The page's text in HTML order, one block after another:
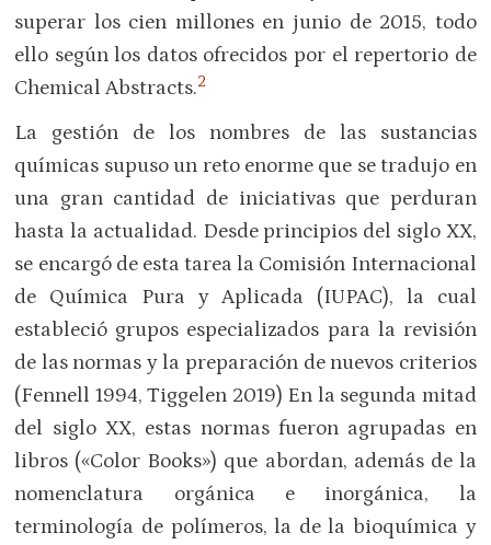
superar los cien millones en junio de 2015, todo
ello según los datos ofrecidos por el repertorio de
Chemical Abstracts.2
La gestión de los nombres de las sustancias
químicas supuso un reto enorme que se tradujo en
una gran cantidad de iniciativas que perduran
hasta la actualidad. Desde principios del siglo XX,
se encargó de esta tarea la Comisión Internacional
de Química Pura y Aplicada (IUPAC), la cual
estableció grupos especializados para la revisión
de las normas y la preparación de nuevos criterios
(Fennell 1994, Tiggelen 2019) En la segunda mitad
del siglo XX, estas normas fueron agrupadas en
libros («Color Books») que abordan, además de la
nomenclatura orgánica e inorgánica, la
terminología de polímeros, la de la bioquímica y